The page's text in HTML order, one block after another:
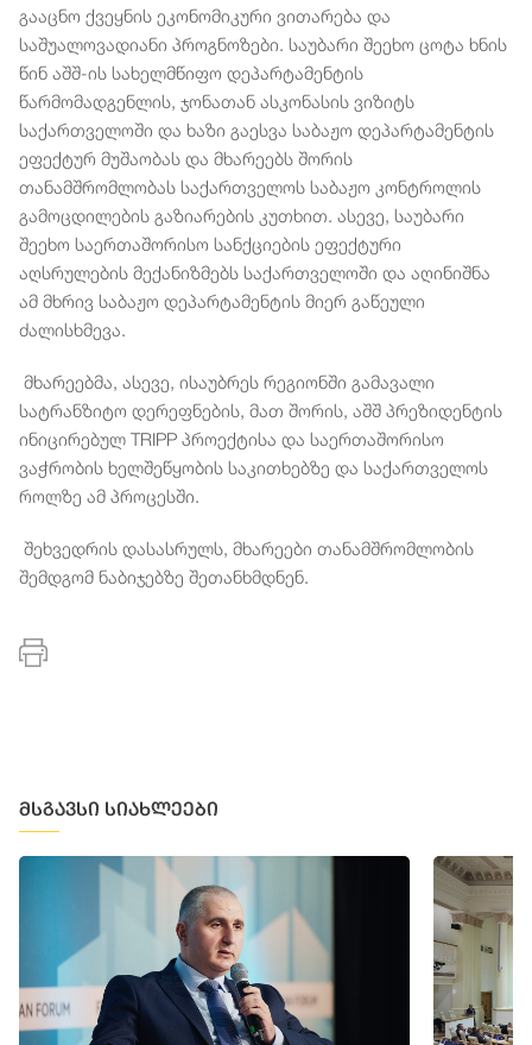
გააცნო ქვეყნის ეკონომიკური ვითარება და
საშუალოვადიანი პროგნოზები. საუბარი შეეხო ცოტა ხნის
წინ აშშ-ის სახელმწიფო დეპარტამენტის
წარმომადგენლის, ჯონათან ასკონასის ვიზიტს
საქართველოში და ხაზი გაესვა საბაჟო დეპარტამენტის
ეფექტურ მუშაობას და მხარეებს შორის
თანამშრომლობას საქართველოს საბაჟო კონტროლის
გამოცდილების გაზიარების კუთხით. ასევე, საუბარი
შეეხო საერთაშორისო სანქციების ეფექტური
აღსრულების მექანიზმებს საქართველოში და აღინიშნა
ამ მხრივ საბაჟო დეპარტამენტის მიერ გაწეული
ძალისხმევა.
მხარეებმა, ასევე, ისაუბრეს რეგიონში გამავალი
სატრანზიტო დერეფნების, მათ შორის, აშშ პრეზიდენტის
ინიცირებულ TRIPP პროექტისა და საერთაშორისო
ვაჭრობის ხელშეწყობის საკითხებზე და საქართველოს
როლზე ამ პროცესში.
შეხვედრის დასასრულს, მხარეები თანამშრომლობის
შემდგომ ნაბიჯებზე შეთანხმდნენ.
მსგავსი სიახლეები